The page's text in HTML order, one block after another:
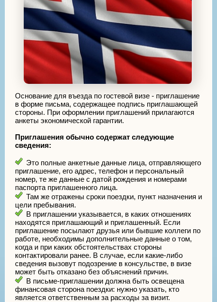
Основание для въезда по гостевой визе - приглашение
в форме письма, содержащее подпись приглашающей
стороны. При оформлении приглашений прилагаются
анкеты экономической гарантии.
Приглашения обычно содержат следующие
сведения:
Это полные анкетные данные лица, отправляющего
приглашение, его адрес, телефон и персональный
номер, те же данные с датой рождения и номерами
паспорта приглашенного лица.
Там же отражены сроки поездки, пункт назначения и
цели пребывания.
В приглашении указывается, в каких отношениях
находятся приглашающий и приглашенный. Если
приглашение посылают друзья или бывшие коллеги по
работе, необходимы дополнительные данные о том,
когда и при каких обстоятельствах стороны
контактировали ранее. В случае, если какие-либо
сведения вызовут подозрение в консульстве, в визе
может быть отказано без объяснений причин.
В письме-приглашении должна быть освещена
финансовая сторона поездки: нужно указать, кто
является ответственным за расходы за визит.